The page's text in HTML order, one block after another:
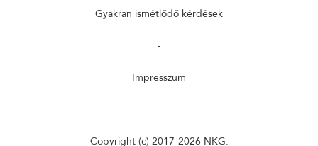
Gyakran ismétlődő kérdések
-
Impresszum
Copyright (c) 2017-2026 NKG.